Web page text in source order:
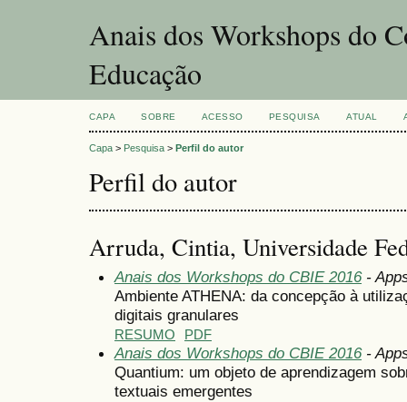
Anais dos Workshops do
Educação
CAPA SOBRE ACESSO PESQUISA ATUAL
Capa > Pesquisa > Perfil do autor
Perfil do autor
Arruda, Cintia, Universidade
Anais dos Workshops do CBIE 2016-
Ambiente ATHENA: da concepção à
digitais granulares
RESUMO PDF
Anais dos Workshops do CBIE 2016-
Quantium: um objeto de aprendizagem
textuais emergentes